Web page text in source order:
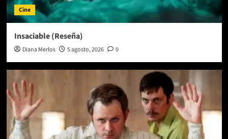
Cine
Insaciable (Reseña)
Diana Merlos 5 agosto, 2026 0